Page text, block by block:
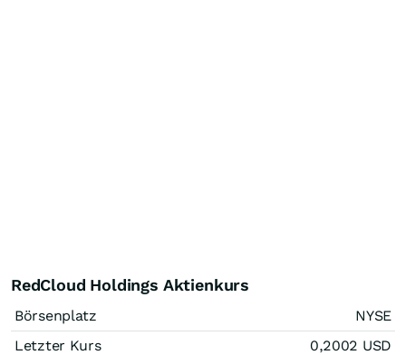
RedCloud Holdings Aktienkurs
Börsenplatz
NYSE
Letzter Kurs
0,2002 USD